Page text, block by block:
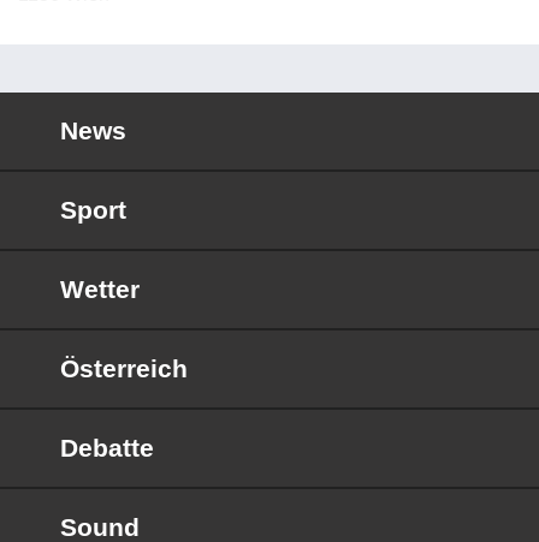
News
Sport
Wetter
Österreich
Debatte
Sound